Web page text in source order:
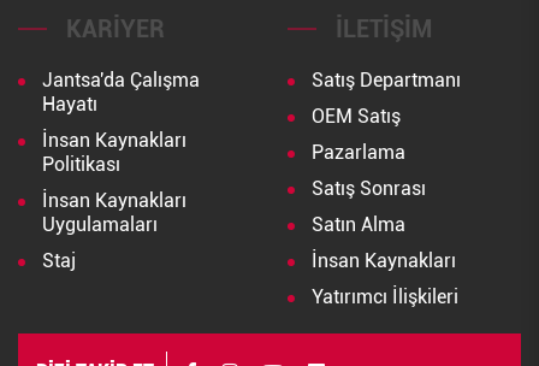
KARIYER
Jantsa'da Çalışma
Hayatı
İnsan Kaynakları
Politikası
İnsan Kaynakları
Uygulamaları
Staj
İLETIŞIM
Satış Departmanı
OEM Satış
Pazarlama
Satış Sonrası
Satın Alma
İnsan Kaynakları
Yatırımcı İlişkileri